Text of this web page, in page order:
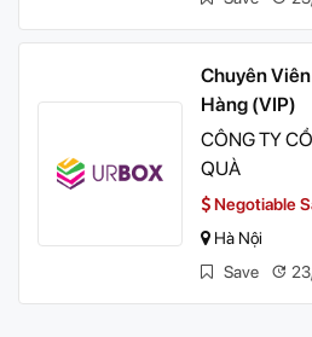
Chuyên
Hàng (VIP)
CÔNG TY
QUÀ
Negotiable
Hà Nội
Save